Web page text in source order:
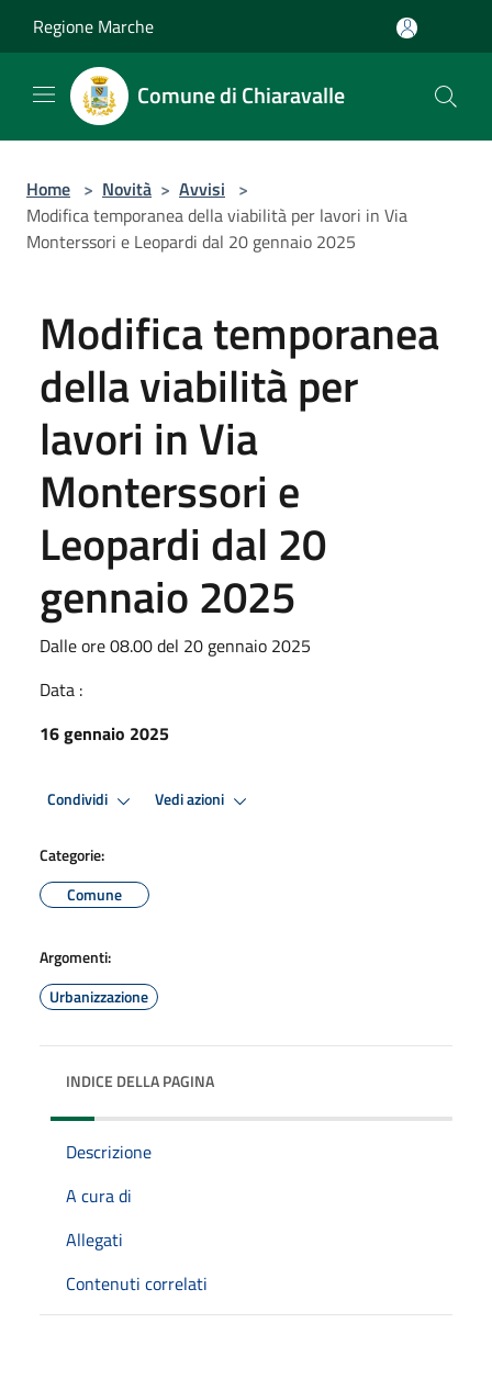
Regione Marche
Comune di Chiaravalle
Home > Novità > Avvisi >
Modifica temporanea della viabilità per lavori in Via
Monterssori e Leopardi dal 20 gennaio 2025
Modifica temporanea
della viabilità per
lavori in Via
Monterssori e
Leopardi dal 20
gennaio 2025
Dalle ore 08.00 del 20 gennaio 2025
Data :
16 gennaio 2025
Condividi Vedi azioni
Categorie:
Comune
Argomenti:
Urbanizzazione
INDICE DELLA PAGINA
Descrizione
A cura di
Allegati
Contenuti correlati